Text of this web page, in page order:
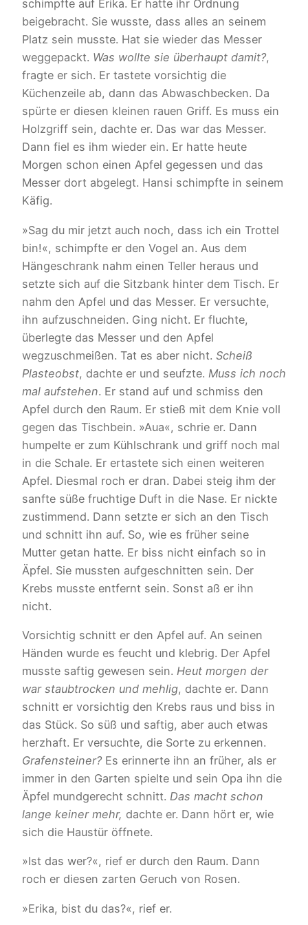
schimpfte auf Erika. Er hatte ihr Ordnung
beigebracht. Sie wusste, dass alles an seinem
Platz sein musste. Hat sie wieder das Messer
weggepackt. Was wollte sie überhaupt damit?,
fragte er sich. Er tastete vorsichtig die
Küchenzeile ab, dann das Abwaschbecken. Da
spürte er diesen kleinen rauen Griff. Es muss ein
Holzgriff sein, dachte er. Das war das Messer.
Dann fiel es ihm wieder ein. Er hatte heute
Morgen schon einen Apfel gegessen und das
Messer dort abgelegt. Hansi schimpfte in seinem
Käfig.
»Sag du mir jetzt auch noch, dass ich ein Trottel
bin!«, schimpfte er den Vogel an. Aus dem
Hängeschrank nahm einen Teller heraus und
setzte sich auf die Sitzbank hinter dem Tisch. Er
nahm den Apfel und das Messer. Er versuchte,
ihn aufzuschneiden. Ging nicht. Er fluchte,
überlegte das Messer und den Apfel
wegzuschmeißen. Tat es aber nicht. Scheiß
Plasteobst, dachte er und seufzte. Muss ich noch
mal aufstehen. Er stand auf und schmiss den
Apfel durch den Raum. Er stieß mit dem Knie voll
gegen das Tischbein. »Aua«, schrie er. Dann
humpelte er zum Kühlschrank und griff noch mal
in die Schale. Er ertastete sich einen weiteren
Apfel. Diesmal roch er dran. Dabei steig ihm der
sanfte süße fruchtige Duft in die Nase. Er nickte
zustimmend. Dann setzte er sich an den Tisch
und schnitt ihn auf. So, wie es früher seine
Mutter getan hatte. Er biss nicht einfach so in
Äpfel. Sie mussten aufgeschnitten sein. Der
Krebs musste entfernt sein. Sonst aß er ihn
nicht.
Vorsichtig schnitt er den Apfel auf. An seinen
Händen wurde es feucht und klebrig. Der Apfel
musste saftig gewesen sein. Heut morgen der
war staubtrocken und mehlig, dachte er. Dann
schnitt er vorsichtig den Krebs raus und biss in
das Stück. So süß und saftig, aber auch etwas
herzhaft. Er versuchte, die Sorte zu erkennen.
Grafensteiner?Es erinnerte ihn an früher, als er
immer in den Garten spielte und sein Opa ihn die
Äpfel mundgerecht schnitt. Das macht schon
lange keiner mehr, dachte er. Dann hört er, wie
sich die Haustür öffnete.
»Ist das wer?«, rief er durch den Raum. Dann
roch er diesen zarten Geruch von Rosen.
»Erika, bist du das?«, rief er.